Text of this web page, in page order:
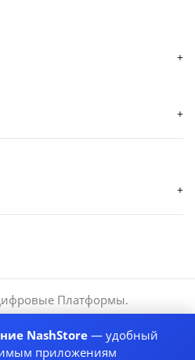
Платформы.
NashStore— удобный
приложениям